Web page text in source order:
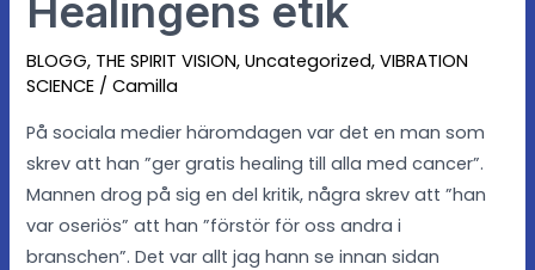
Healingens etik
BLOGG, THE SPIRIT VISION,Uncategorized,VIBRATION
SCIENCE /Camilla
På sociala medier häromdagen var det en man som
skrev att han ”ger gratis healing till alla med cancer”.
Mannen drog på sig en del kritik, några skrev att ”han
var oseriös” att han ”förstör för oss andra i
branschen”. Det var allt jag hann se innan sidan